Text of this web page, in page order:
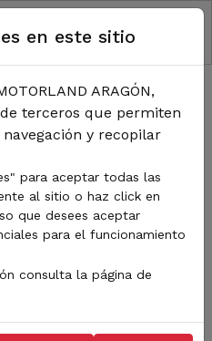
DE
de MotorLand
sobre eventos,
del circuito y
o tipo de contenido y
del motor.
en este sitio
ARAGÓN,
terceros que permiten
y recopilar
para aceptar todas las
al sitio o haz click en
que desees aceptar
para el funcionamiento
consulta la página de